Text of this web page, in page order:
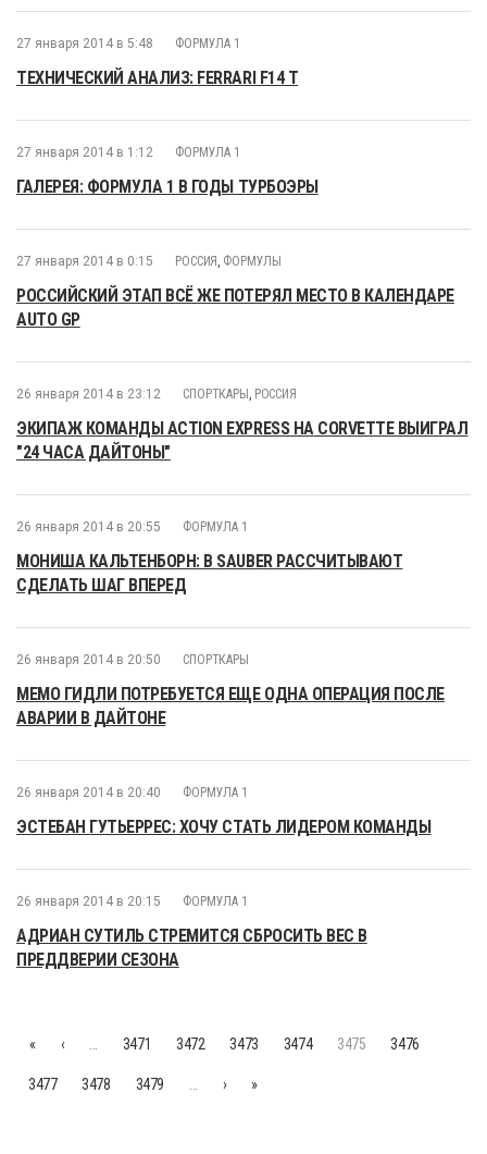
27 января 2014 в 5:48 ФОРМУЛА 1
ТЕХНИЧЕСКИЙ АНАЛИЗ: FERRARI F14 T
27 января 2014 в 1:12 ФОРМУЛА 1
ГАЛЕРЕЯ: ФОРМУЛА 1 В ГОДЫ ТУРБОЭРЫ
27 января 2014 в 0:15 РОССИЯ , ФОРМУЛЫ
РОССИЙСКИЙ ЭТАП ВСЁ ЖЕ ПОТЕРЯЛ МЕСТО В КАЛЕНДАРЕ
AUTO GP
26 января 2014 в 23:12 СПОРТКАРЫ , РОССИЯ
ЭКИПАЖ КОМАНДЫ ACTION EXPRESS НА CORVETTE ВЫИГРАЛ
"24 ЧАСА ДАЙТОНЫ"
26 января 2014 в 20:55 ФОРМУЛА 1
МОНИША КАЛЬТЕНБОРН: В SAUBER РАССЧИТЫВАЮТ
СДЕЛАТЬ ШАГ ВПЕРЕД
26 января 2014 в 20:50 СПОРТКАРЫ
МЕМО ГИДЛИ ПОТРЕБУЕТСЯ ЕЩЕ ОДНА ОПЕРАЦИЯ ПОСЛЕ
АВАРИИ В ДАЙТОНЕ
26 января 2014 в 20:40 ФОРМУЛА 1
ЭСТЕБАН ГУТЬЕРРЕС: ХОЧУ СТАТЬ ЛИДЕРОМ КОМАНДЫ
26 января 2014 в 20:15 ФОРМУЛА 1
АДРИАН СУТИЛЬ СТРЕМИТСЯ СБРОСИТЬ ВЕС В
ПРЕДДВЕРИИ СЕЗОНА
« ‹ 3471 3472 3473 3474 3475 3476
3477 3478 3479 › »